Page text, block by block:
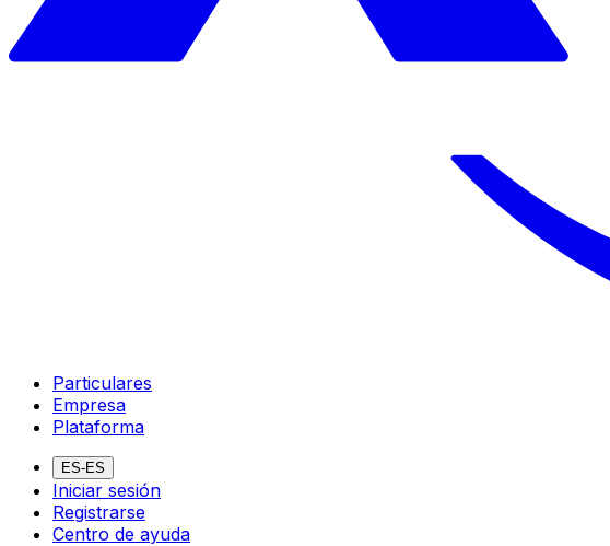
Particulares
Empresa
Plataforma
ES-ES
Iniciar sesión
Registrarse
Centro de ayuda